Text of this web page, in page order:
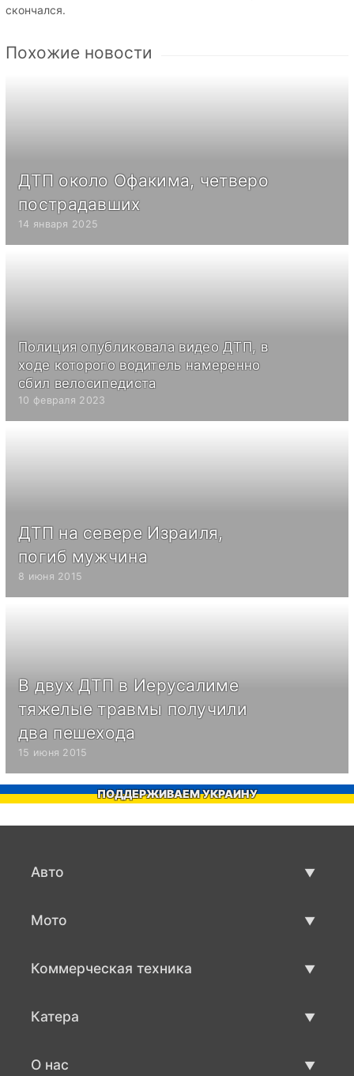
скончался.
Похожие новости
ДТП около Офакима, четверо
пострадавших
14 января 2025
Полиция опубликовала видео ДТП, в
ходе которого водитель намеренно
сбил велосипедиста
10 февраля 2023
ДТП на севере Израиля,
погиб мужчина
8 июня 2015
В двух ДТП в Иерусалиме
тяжелые травмы получили
два пешехода
15 июня 2015
ПОДДЕРЖИВАЕМ УКРАИНУ
Авто
Мото
Коммерческая техника
Катера
О нас